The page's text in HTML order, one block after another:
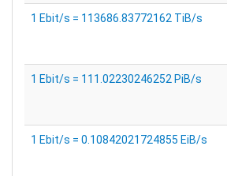
1 Ebit/s = 113686.83772162 TiB/s
1 Ebit/s = 111.02230246252 PiB/s
1 Ebit/s = 0.10842021724855 EiB/s